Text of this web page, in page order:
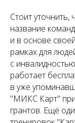
Стоит уточнить,
название
и в основе
рамках для
с
работает
в уже
"МИКС Карт" при
грантов. Ещё